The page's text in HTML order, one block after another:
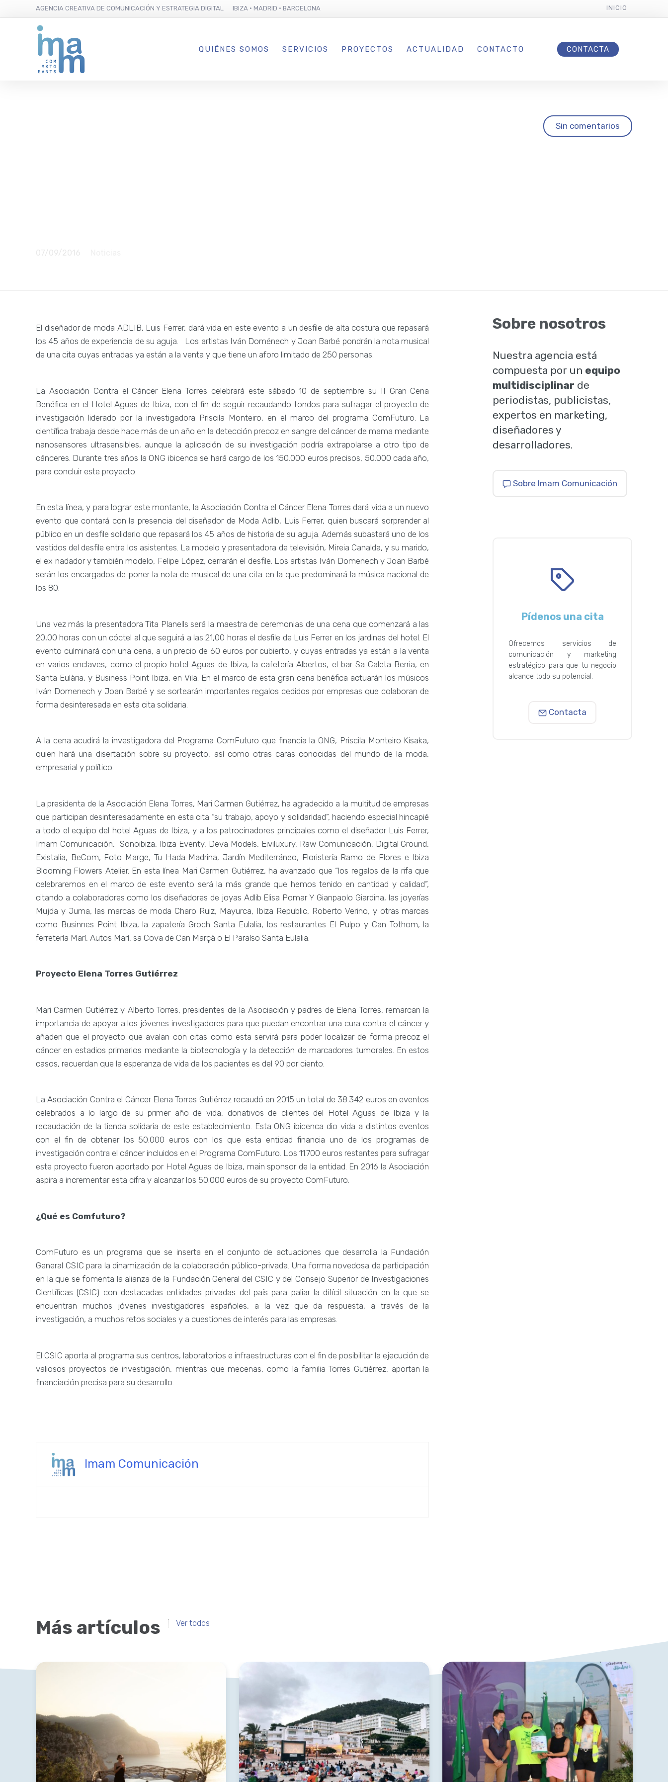
AGENCIA CREATIVA DE COMUNICACIÓN Y ESTRATEGIA DIGITAL IBIZA · MADRID · BARCELONA INICIO
QUIÉNES SOMOS SERVICIOS PROYECTOS ACTUALIDAD CONTACTO CONTACTA
Sin comentarios
El diseñador de moda ADLIB, Luis Ferrer, dará vida en este evento a un desfile de alta costura que repasará
los 45 años de experiencia de su aguja. Los artistas Iván Doménech y Joan Barbé pondrán la nota musical
de una cita cuyas entradas ya están a la venta y que tiene un aforo limitado de 250 personas.
La Asociación Contra el Cáncer Elena Torres celebrará este sábado 10 de septiembre su II Gran Cena
Benéfica en el Hotel Aguas de Ibiza, con el fin de seguir recaudando fondos para sufragar el proyecto de
investigación liderado por la investigadora Priscila Monteiro, en el marco del programa ComFuturo. La
científica trabaja desde hace más de un año en la detección precoz en sangre del cáncer de mama mediante
nanosensores ultrasensibles, aunque la aplicación de su investigación podría extrapolarse a otro tipo de
cánceres. Durante tres años la ONG ibicenca se hará cargo de los 150.000 euros precisos, 50.000 cada año,
para concluir este proyecto.
En esta línea, y para lograr este montante, la Asociación Contra el Cáncer Elena Torres dará vida a un nuevo
evento que contará con la presencia del diseñador de Moda Adlib, Luis Ferrer, quien buscará sorprender al
público en un desfile solidario que repasará los 45 años de historia de su aguja. Además subastará uno de los
vestidos del desfile entre los asistentes. La modelo y presentadora de televisión, Mireia Canalda, y su marido,
el ex nadador y también modelo, Felipe López, cerrarán el desfile. Los artistas Iván Domenech y Joan Barbé
serán los encargados de poner la nota de musical de una cita en la que predominará la música nacional de
los 80.
Una vez más la presentadora Tita Planells será la maestra de ceremonias de una cena que comenzará a las
20,00 horas con un cóctel al que seguirá a las 21,00 horas el desfile de Luis Ferrer en los jardines del hotel. El
evento culminará con una cena, a un precio de 60 euros por cubierto, y cuyas entradas ya están a la venta
en varios enclaves, como el propio hotel Aguas de Ibiza, la cafetería Albertos, el bar Sa Caleta Berria, en
Santa Eulària, y Business Point Ibiza, en Vila. En el marco de esta gran cena benéfica actuarán los músicos
Iván Domenech y Joan Barbé y se sortearán importantes regalos cedidos por empresas que colaboran de
forma desinteresada en esta cita solidaria.
A la cena acudirá la investigadora del Programa ComFuturo que financia la ONG, Priscila Monteiro Kisaka,
quien hará una disertación sobre su proyecto, así como otras caras conocidas del mundo de la moda,
empresarial y político.
La presidenta de la Asociación Elena Torres, Mari Carmen Gutiérrez, ha agradecido a la multitud de empresas
que participan desinteresadamente en esta cita “su trabajo, apoyo y solidaridad”, haciendo especial hincapié
a todo el equipo del hotel Aguas de Ibiza, y a los patrocinadores principales como el diseñador Luis Ferrer,
Imam Comunicación, Sonoibiza, Ibiza Eventy, Deva Models, Eiviluxury, Raw Comunicación, Digital Ground,
Existalia, BeCom, Foto Marge, Tu Hada Madrina, Jardín Mediterráneo, Floristería Ramo de Flores e Ibiza
Blooming Flowers Atelier. En esta línea Mari Carmen Gutiérrez, ha avanzado que “los regalos de la rifa que
celebraremos en el marco de este evento será la más grande que hemos tenido en cantidad y calidad”,
citando a colaboradores como los diseñadores de joyas Adlib Elisa Pomar Y Gianpaolo Giardina, las joyerías
Mujda y Juma, las marcas de moda Charo Ruiz, Mayurca, Ibiza Republic, Roberto Verino, y otras marcas
como Businnes Point Ibiza, la zapatería Groch Santa Eulalia, los restaurantes El Pulpo y Can Tothom, la
ferretería Marí, Autos Marí, sa Cova de Can Marçà o El Paraíso Santa Eulalia.
Proyecto Elena Torres Gutiérrez
Mari Carmen Gutiérrez y Alberto Torres, presidentes de la Asociación y padres de Elena Torres, remarcan la
importancia de apoyar a los jóvenes investigadores para que puedan encontrar una cura contra el cáncer y
añaden que el proyecto que avalan con citas como esta servirá para poder localizar de forma precoz el
cáncer en estadios primarios mediante la biotecnología y la detección de marcadores tumorales. En estos
casos, recuerdan que la esperanza de vida de los pacientes es del 90 por ciento.
La Asociación Contra el Cáncer Elena Torres Gutiérrez recaudó en 2015 un total de 38.342 euros en eventos
celebrados a lo largo de su primer año de vida, donativos de clientes del Hotel Aguas de Ibiza y la
recaudación de la tienda solidaria de este establecimiento. Esta ONG ibicenca dio vida a distintos eventos
con el fin de obtener los 50.000 euros con los que esta entidad financia uno de los programas de
investigación contra el cáncer incluidos en el Programa ComFuturo. Los 11.700 euros restantes para sufragar
este proyecto fueron aportado por Hotel Aguas de Ibiza, main sponsor de la entidad. En 2016 la Asociación
aspira a incrementar esta cifra y alcanzar los 50.000 euros de su proyecto ComFuturo.
¿ Qué es Comfuturo?
ComFuturo es un programa que se inserta en el conjunto de actuaciones que desarrolla la Fundación
General CSIC para la dinamización de la colaboración público-privada. Una forma novedosa de participación
en la que se fomenta la alianza de la Fundación General del CSIC y del Consejo Superior de Investigaciones
Científicas (CSIC) con destacadas entidades privadas del país para paliar la difícil situación en la que se
encuentran muchos jóvenes investigadores españoles, a la vez que da respuesta, a través de la
investigación, a muchos retos sociales y a cuestiones de interés para las empresas.
El CSIC aporta al programa sus centros, laboratorios e infraestructuras con el fin de posibilitar la ejecución de
valiosos proyectos de investigación, mientras que mecenas, como la familia Torres Gutiérrez, aportan la
financiación precisa para su desarrollo.
Imam Comunicación
Sobre nosotros
Nuestra agencia está
compuesta por un equipo
multidisciplinar de
periodistas, publicistas,
expertos en marketing,
diseñadores y
desarrolladores.
Sobre Imam Comunicación
Pídenos una cita
Ofrecemos servicios de
comunicación y marketing
estratégico para que tu negocio
alcance todo su potencial.
Contacta
Más artículos Ver todos